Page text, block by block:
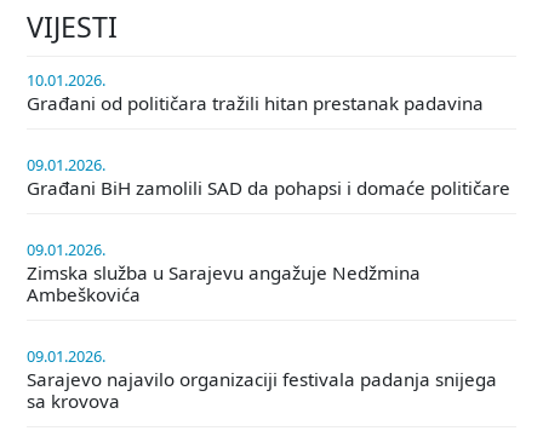
VIJESTI
10.01.2026.
Građani od političara tražili hitan prestanak padavina
09.01.2026.
Građani BiH zamolili SAD da pohapsi i domaće političare
09.01.2026.
Zimska služba u Sarajevu angažuje Nedžmina
Ambeškovića
09.01.2026.
Sarajevo najavilo organizaciji festivala padanja snijega
sa krovova